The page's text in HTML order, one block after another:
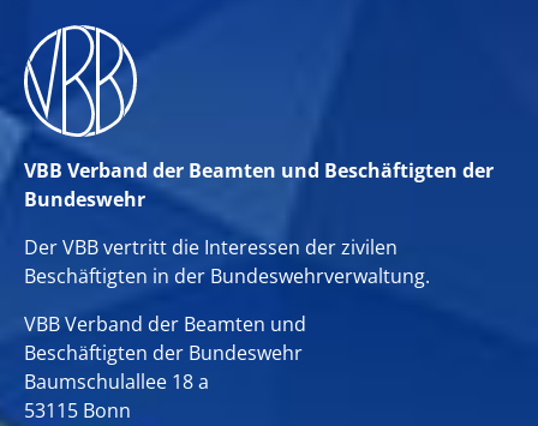
VBB Verband der Beamten und Beschäftigten der
Bundeswehr
Der VBB vertritt die Interessen der zivilen
Beschäftigten in der Bundeswehrverwaltung.
VBB Verband der Beamten und
Beschäftigten der Bundeswehr
Baumschulallee 18 a
53115 Bonn